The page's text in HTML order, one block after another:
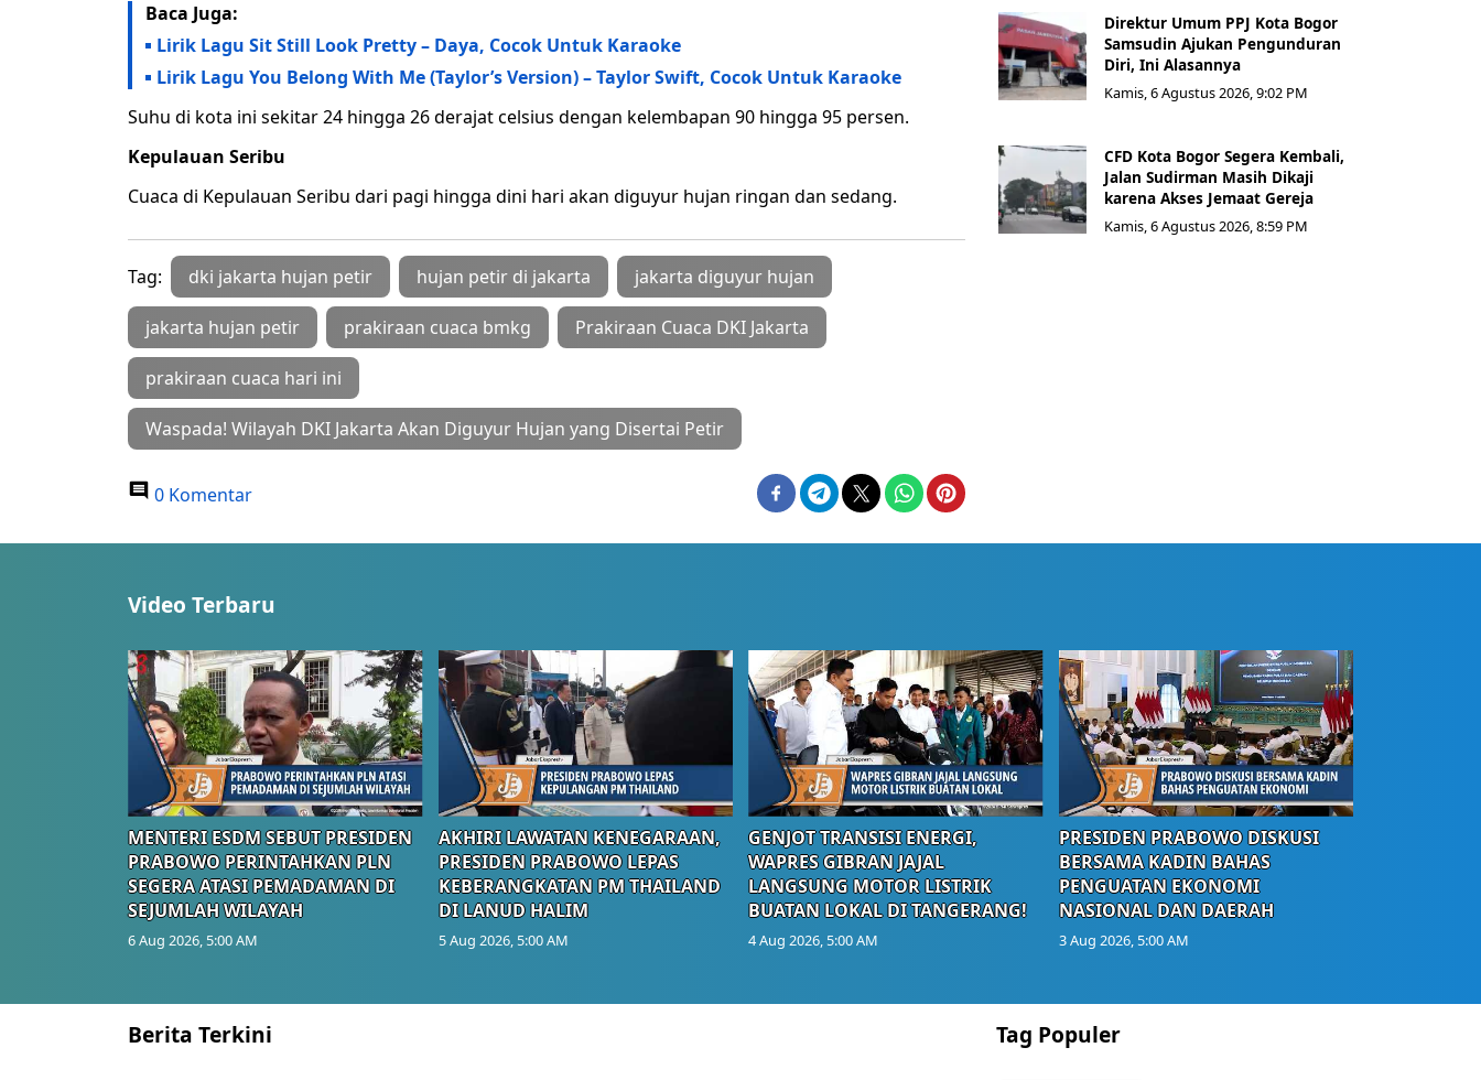
Baca Juga:
Lirik Lagu Sit Still Look Pretty – Daya, Cocok Untuk Karaoke
Lirik Lagu You Belong With Me (Taylor’s Version) – Taylor Swift, Cocok Untuk Karaoke
Suhu di kota ini sekitar 24 hingga 26 derajat celsius dengan kelembapan 90 hingga 95 persen.
Kepulauan Seribu
Cuaca di Kepulauan Seribu dari pagi hingga dini hari akan diguyur hujan ringan dan sedang.
Tag: dki jakarta hujan petir hujan petir di jakarta jakarta diguyur hujan
jakarta hujan petir prakiraan cuaca bmkg Prakiraan Cuaca DKI Jakarta
prakiraan cuaca hari ini
Waspada! Wilayah DKI Jakarta Akan Diguyur Hujan yang Disertai Petir
0 Komentar
Direktur Umum PPJ Kota Bogor
Samsudin Ajukan Pengunduran
Diri, Ini Alasannya
Kamis, 6 Agustus 2026, 9:02 PM
CFD Kota Bogor Segera Kembali,
Jalan Sudirman Masih Dikaji
karena Akses Jemaat Gereja
Kamis, 6 Agustus 2026, 8:59 PM
Video Terbaru
MENTERI ESDM SEBUT PRESIDEN
PRABOWO PERINTAHKAN PLN
SEGERA ATASI PEMADAMAN DI
SEJUMLAH WILAYAH
6 Aug 2026, 5:00 AM
AKHIRI LAWATAN KENEGARAAN,
PRESIDEN PRABOWO LEPAS
KEBERANGKATAN PM THAILAND
DI LANUD HALIM
5 Aug 2026, 5:00 AM
GENJOT TRANSISI ENERGI,
WAPRES GIBRAN JAJAL
LANGSUNG MOTOR LISTRIK
BUATAN LOKAL DI TANGERANG!
4 Aug 2026, 5:00 AM
PRESIDEN PRABOWO DISKUSI
BERSAMA KADIN BAHAS
PENGUATAN EKONOMI
NASIONAL DAN DAERAH
3 Aug 2026, 5:00 AM
Berita Terkini Tag Populer